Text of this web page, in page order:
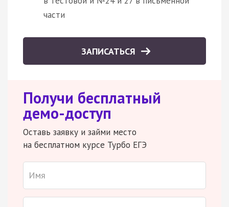
части
ЗАПИСАТЬСЯ
Получи бесплатный
демо-доступ
Оставь заявку и займи место
на бесплатном курсе Турбо ЕГЭ